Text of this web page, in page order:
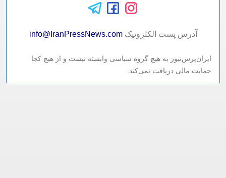
آدرس پست الکترونيکinfo@IranPressNews.com
ایران‌پرس‌نیوز به هیچ گروه سیاسی وابسته نیست و از هیچ کجا
حمایت مالی دریافت نمی‌کند.